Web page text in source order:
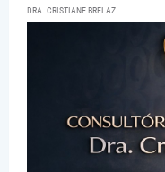
DRA. CRISTIANE BRELAZ